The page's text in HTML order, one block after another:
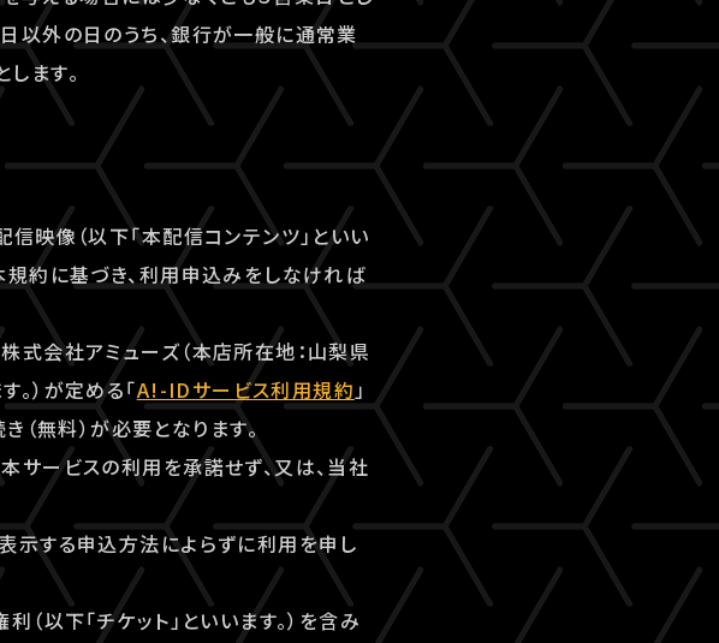
日以外の日のうち、銀行が一般に通常業
ます。
映像（以下「本配信コンテンツ」といい
規約に基づき、利用申込みをしなければ
式会社アミューズ（本店所在地：山梨県
。）が定める「A!-IDサービス利用規約」
（無料）が必要となります。
サービスの利用を承諾せず、又は、当社
示する申込方法によらずに利用を申し
以下「チケット」といいます。）を含み